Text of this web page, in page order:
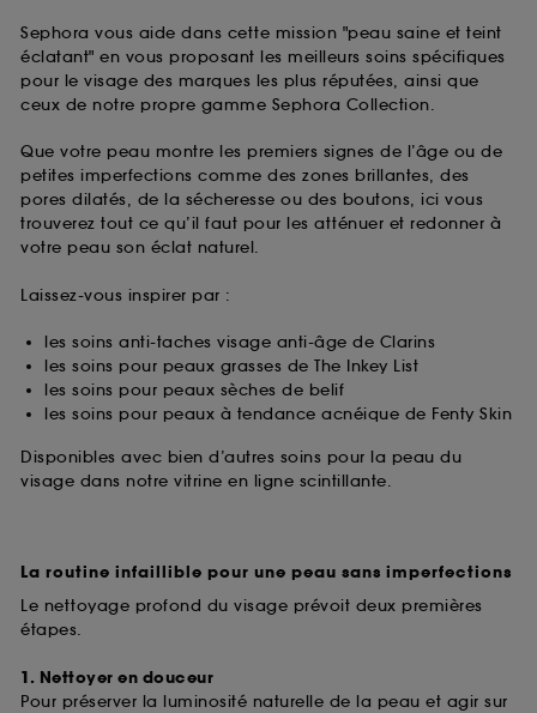
Sephora vous aide dans cette mission "peau saine et teint
éclatant" en vous proposant les meilleurs soins spécifiques
pour le visage des marques les plus réputées, ainsi que
ceux de notre propre gamme Sephora Collection.
Que votre peau montre les premiers signes de l’âge ou de
petites imperfections comme des zones brillantes, des
pores dilatés, de la sécheresse ou des boutons, ici vous
trouverez tout ce qu’il faut pour les atténuer et redonner à
votre peau son éclat naturel.
Laissez-vous inspirer par :
les soins anti-taches visage anti-âge de Clarins
les soins pour peaux grasses de The Inkey List
les soins pour peaux sèches de belif
les soins pour peaux à tendance acnéique de Fenty Skin
Disponibles avec bien d’autres soins pour la peau du
visage dans notre vitrine en ligne scintillante.
La routine infaillible pour une peau sans imperfections
Le nettoyage profond du visage prévoit deux premières
étapes.
1. Nettoyer en douceur
Pour préserver la luminosité naturelle de la peau et agir sur